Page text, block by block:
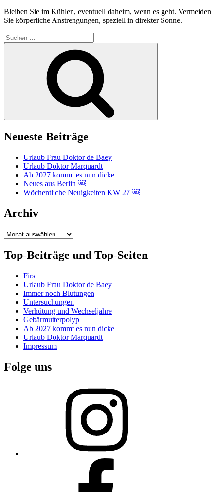
Bleiben Sie im Kühlen, eventuell daheim, wenn es geht. Vermeiden
Sie körperliche Anstrengungen, speziell in direkter Sonne.
Suchen
nach:
Neueste Beiträge
Urlaub Frau Doktor de Baey
Urlaub Doktor Marquardt
Ab 2027 kommt es nun dicke
Neues aus Berlin ￼
Wöchentliche Neuigkeiten KW 27 ￼
Archiv
Archiv
Top-Beiträge und Top-Seiten
First
Urlaub Frau Doktor de Baey
Immer noch Blutungen
Untersuchungen
Verhütung und Wechseljahre
Gebärmutterpolyp
Ab 2027 kommt es nun dicke
Urlaub Doktor Marquardt
Impressum
Folge uns